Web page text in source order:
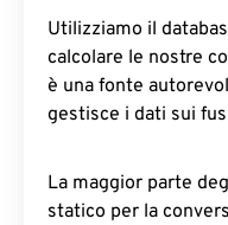
Utilizziamo il
calcolare le nostre
è una fonte
gestisce i dati sui
La maggior parte
statico per la